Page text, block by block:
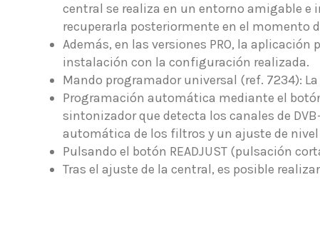
central se realiza en un entorno amigable
recuperarla posteriormente en el momento
Además, en las versiones PRO, la
instalación con la configuración realizada.
Mando programador universal (ref. 7234):
Programación automática mediante el botón
sintonizador que detecta los canales de
automática de los filtros y un ajuste de
Pulsando el botón READJUST (pulsación
Tras el ajuste de la central, es posible